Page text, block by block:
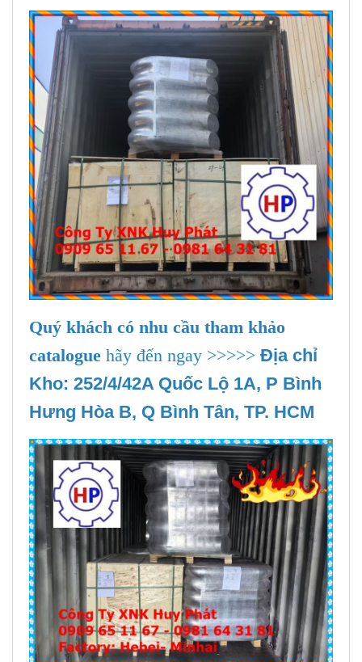
Quý khách có nhu cầu tham khảo
catalogue hãy đến ngay >>>>> Địa chỉ
Kho: 252/4/42A Quốc Lộ 1A, P Bình
Hưng Hòa B, Q Bình Tân, TP. HCM